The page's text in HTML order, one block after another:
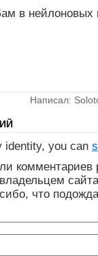
в нейлоновых
Написал:
identity, you can
что